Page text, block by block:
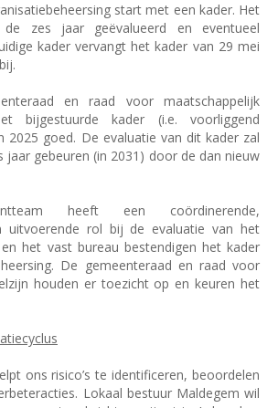
start met een kader. Het
zes jaar geëvalueerd en eventueel
kader vervangt het kader van 29 mei
en raad voor maatschappelijk
bijgestuurde kader (i.e. voorliggend
2025 goed. De evaluatie van dit kader zal
jaar gebeuren (in 2031) door de dan nieuw
heeft een coördinerende,
uitvoerende rol bij de evaluatie van het
het vast bureau bestendigen het kader
De gemeenteraad en raad voor
houden er toezicht op en keuren het
ons risico’s te identificeren, beoordelen
Lokaal bestuur Maldegem wil